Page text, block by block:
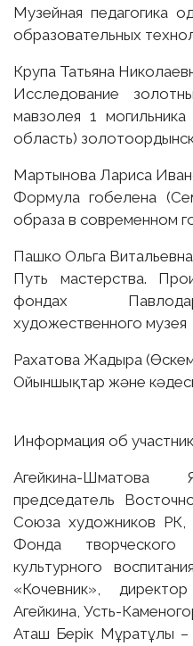
Музейная педагогика
образовательных
Крупа Татьяна
Исследование
мавзолея 1
область)
Мартынова Лариса
Формула гобелена
образа в современном
Пашко Ольга
Путь мастерства.
фондах
художественного музея
Рахатова Жадыра
Ойыншықтар және
Информация об
Агейкина-
председатель
Союза художников РК,
Фонда
культурного
«Кочевник»,
Агейкина, Усть-
Аташ Берік Мұратұлы